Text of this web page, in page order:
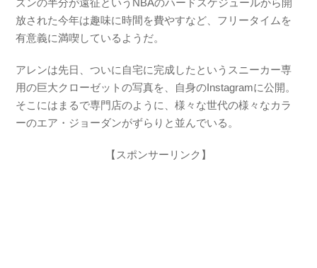
b
o
o
k
ot
e
ズンの半分が遠征というNBAのハードスケジュールから開
放された今年は趣味に時間を費やすなど、フリータイムを
有意義に満喫しているようだ。
アレンは先日、ついに自宅に完成したというスニーカー専
用の巨大クローゼットの写真を、自身のInstagramに公開。
そこにはまるで専門店のように、様々な世代の様々なカラ
ーのエア・ジョーダンがずらりと並んでいる。
【スポンサーリンク】